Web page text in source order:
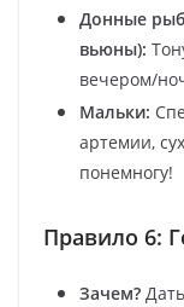
Донные
вьюны):
вечером/
Мальки:
артемии,
понемногу!
Правило 6:
Зачем?